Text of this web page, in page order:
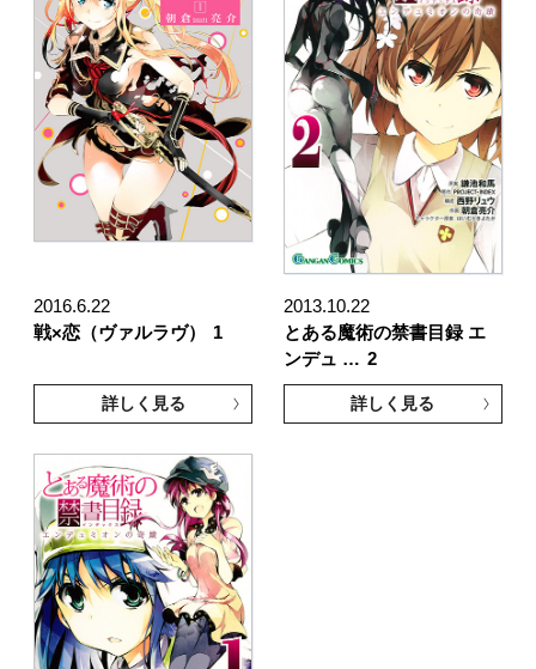
2016.6.22
戦×恋（ヴァルラヴ）
1
詳しく見る
2013.10.22
とある魔術の禁書目録 エ
ンデュ … 2
詳しく見る